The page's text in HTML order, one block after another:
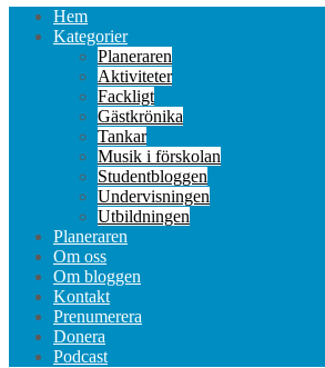
Hem
Kategorier
Planeraren
Aktiviteter
Fackligt
Gästkrönika
Tankar
Musik i förskolan
Studentbloggen
Undervisningen
Utbildningen
Planeraren
Om oss
Om bloggen
Kontakt
Prenumerera
Donera
Podcast